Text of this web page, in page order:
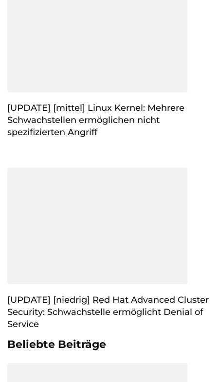
[UPDATE] [mittel] Linux Kernel: Mehrere
Schwachstellen ermöglichen nicht
spezifizierten Angriff
[UPDATE] [niedrig] Red Hat Advanced Cluster
Security: Schwachstelle ermöglicht Denial of
Service
Beliebte Beiträge